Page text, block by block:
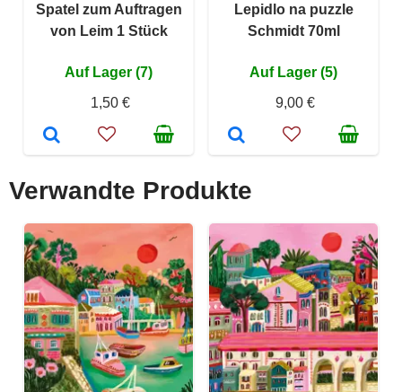
Spatel zum Auftragen
von Leim 1 Stück
Auf Lager (7)
1,50 €
Lepidlo na puzzle
Schmidt 70ml
Auf Lager (5)
9,00 €
Verwandte Produkte